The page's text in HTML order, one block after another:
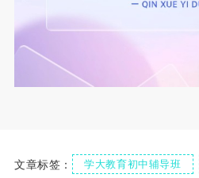
文章标签： 学大教育初中辅导班